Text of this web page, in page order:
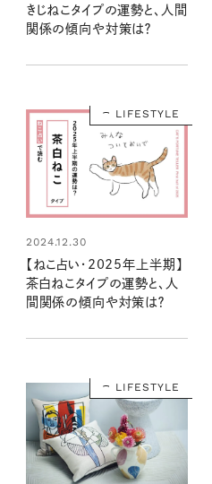
きじねこタイプの運勢と、人間
関係の傾向や対策は？
LIFESTYLE
2024.12.30
【ねこ占い・2025年上半期】
茶白ねこタイプの運勢と、人
間関係の傾向や対策は？
LIFESTYLE